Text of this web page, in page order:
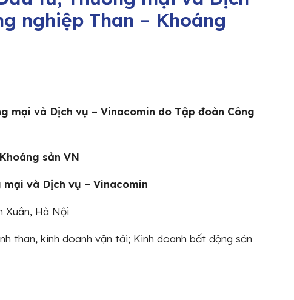
nghiệp Than – Khoáng
mại và Dịch vụ – Vinacomin do Tập đoàn Công
sản VN
và Dịch vụ – Vinacomin
Xuân, Hà Nội
than, kinh doanh vận tải; Kinh doanh bất động sản